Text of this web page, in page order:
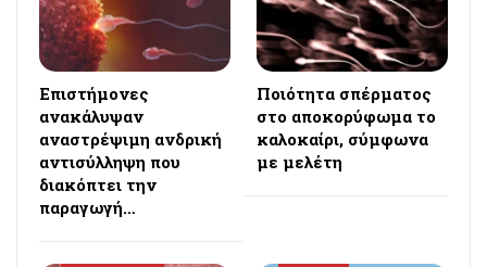
Επιστήμονες
ανακάλυψαν
αναστρέψιμη ανδρική
αντισύλληψη που
διακόπτει την
παραγωγή…
Ποιότητα σπέρματος
στο αποκορύφωμα το
καλοκαίρι, σύμφωνα
με μελέτη